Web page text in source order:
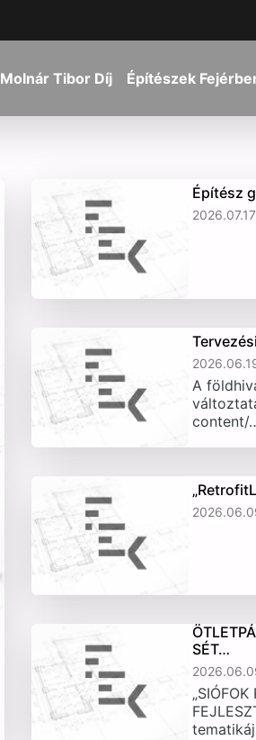
Molnár Tibor Díj Építészek
Építész
2026.07.17
A
content/
SÉT…